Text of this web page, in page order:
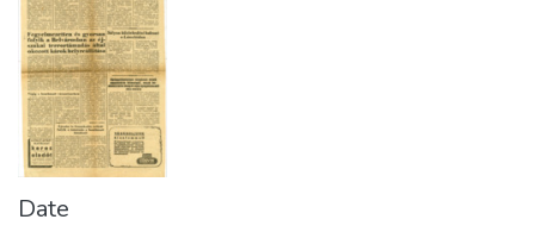
Date